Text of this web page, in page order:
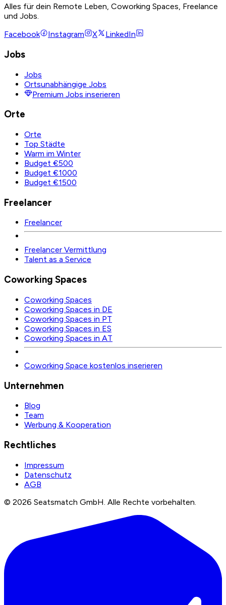
Alles für dein Remote Leben, Coworking Spaces, Freelance
und Jobs.
Facebook
Instagram X LinkedIn
Jobs
Jobs
Ortsunabhängige Jobs
Premium Jobs inserieren
Orte
Orte
Top Städte
Warm im Winter
Budget €500
Budget €1000
Budget €1500
Freelancer
Freelancer
Freelancer Vermittlung
Talent as a Service
Coworking Spaces
Coworking Spaces
Coworking Spaces in DE
Coworking Spaces in PT
Coworking Spaces in ES
Coworking Spaces in AT
Coworking Space kostenlos inserieren
Unternehmen
Blog
Team
Werbung & Kooperation
Rechtliches
Impressum
Datenschutz
AGB
© 2026 Seatsmatch GmbH. Alle Rechte vorbehalten.